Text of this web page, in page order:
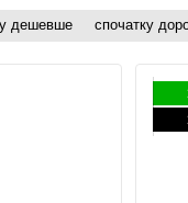
дешевше спочатку